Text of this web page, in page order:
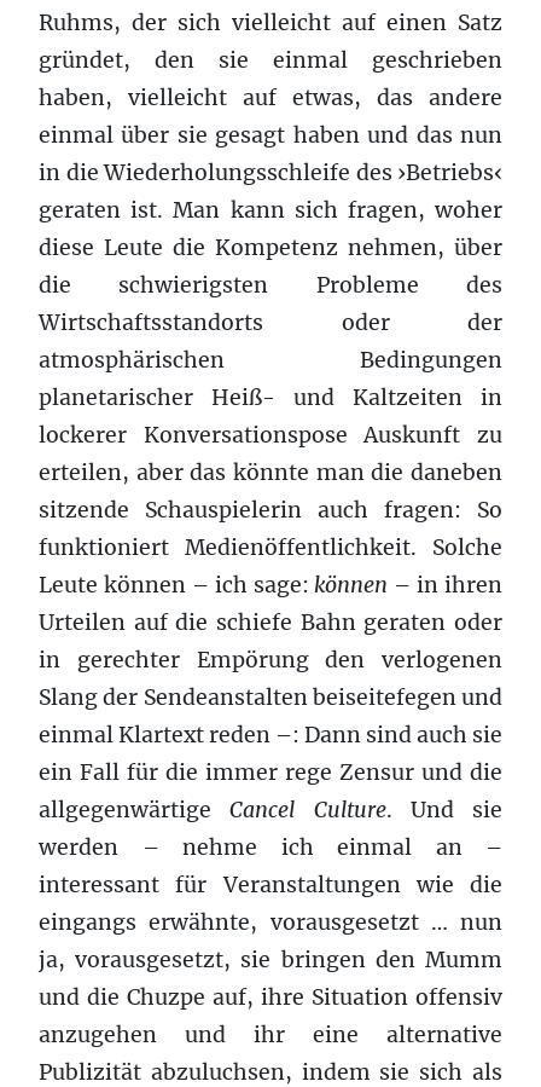
Ruhms, der sich vielleicht auf einen Satz
gründet, den sie einmal geschrieben
haben, vielleicht auf etwas, das andere
einmal über sie gesagt haben und das nun
in die Wiederholungsschleife des ›Betriebs‹
geraten ist. Man kann sich fragen, woher
diese Leute die Kompetenz nehmen, über
die schwierigsten Probleme des
Wirtschaftsstandorts oder der
atmosphärischen Bedingungen
planetarischer Heiß- und Kaltzeiten in
lockerer Konversationspose Auskunft zu
erteilen, aber das könnte man die daneben
sitzende Schauspielerin auch fragen: So
funktioniert Medienöffentlichkeit. Solche
Leute können – ich sage:können – in ihren
Urteilen auf die schiefe Bahn geraten oder
in gerechter Empörung den verlogenen
Slang der Sendeanstalten beiseitefegen und
einmal Klartext reden –: Dann sind auch sie
ein Fall für die immer rege Zensur und die
allgegenwärtigeCancel Culture. Und sie
werden – nehme ich einmal an –
interessant für Veranstaltungen wie die
eingangs erwähnte, vorausgesetzt … nun
ja, vorausgesetzt, sie bringen den Mumm
und die Chuzpe auf, ihre Situation offensiv
anzugehen und ihr eine alternative
Publizität abzuluchsen, indem sie sich als